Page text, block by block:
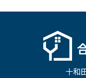
十和